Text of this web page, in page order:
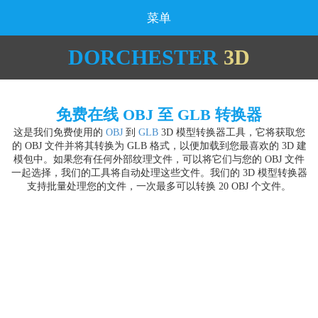
菜单
DORCHESTER 3D
免费在线 OBJ 至 GLB 转换器
这是我们免费使用的 OBJ到 GLB3D 模型转换器工具，它将获取您
的 OBJ 文件并将其转换为 GLB 格式，以便加载到您最喜欢的 3D 建
模包中。如果您有任何外部纹理文件，可以将它们与您的 OBJ 文件
一起选择，我们的工具将自动处理这些文件。我们的 3D 模型转换器
支持批量处理您的文件，一次最多可以转换 20 OBJ 个文件。